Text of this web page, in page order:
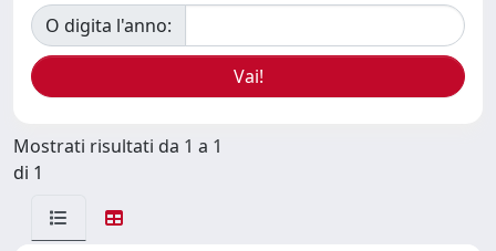
O digita l'anno:
Mostrati risultati da 1 a 1
di 1